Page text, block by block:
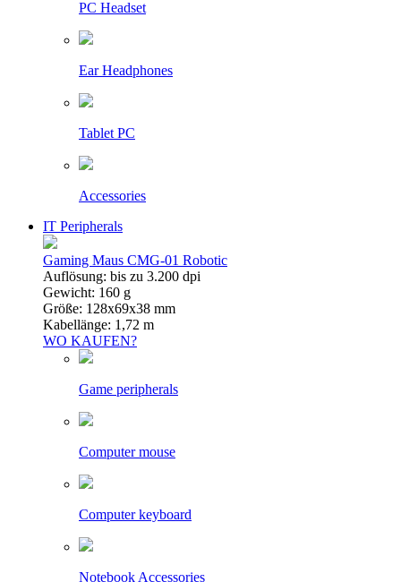
PC Headset
Ear Headphones
Tablet PC
Accessories
IT Peripherals
Gaming Maus CMG-01 Robotic
Auflösung: bis zu 3.200 dpi
Gewicht: 160 g
Größe: 128x69x38 mm
Kabellänge: 1,72 m
WO KAUFEN?
Game peripherals
Computer mouse
Computer keyboard
Notebook Accessories